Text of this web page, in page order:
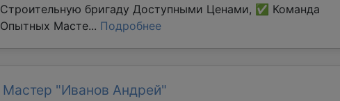
Строительную бригаду Доступными Ценами, ✅ Команда
Опытных Масте... Подробнее
Мастер "Иванов Андрей"